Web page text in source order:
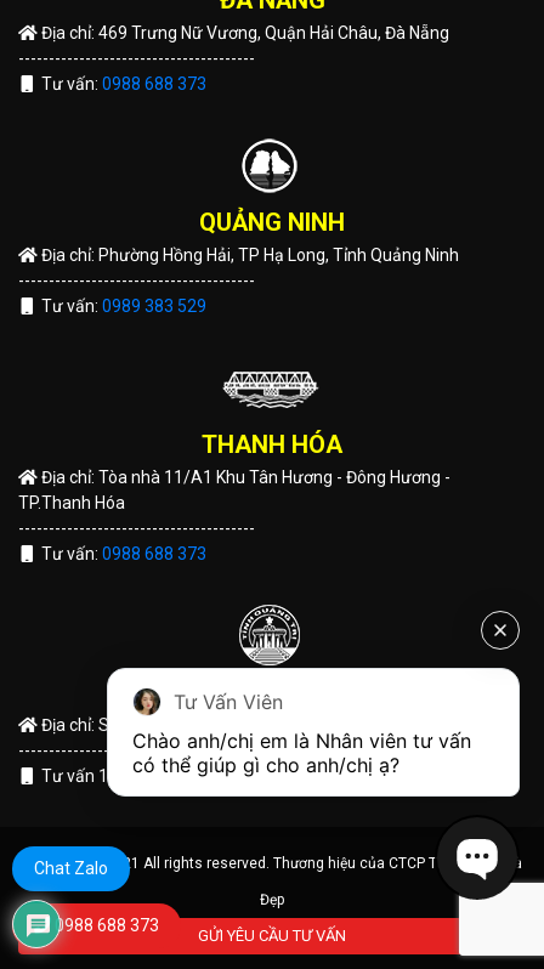
Địa chỉ: 469 Trưng Nữ Vương, Quận Hải Châu, Đà Nẵng
---------------------------------------
Tư vấn: 0988 688 373
QUẢNG NINH
Địa chỉ: Phường Hồng Hải, TP Hạ Long, Tỉnh Quảng Ninh
---------------------------------------
Tư vấn: 0989 383 529
THANH HÓA
Địa chỉ: Tòa nhà 11/A1 Khu Tân Hương - Đông Hương -
TP.Thanh Hóa
---------------------------------------
Tư vấn: 0988 688 373
QUẢNG TRỊ
Địa chỉ: Số 191 Hùng Vương - TP Đông Hà - Tỉnh Quảng Trị
---------------------------------------
Tư vấn 1:
0988 688 373
© Copyright 2021 All rights reserved. Thương hiệu của CTCP Tập Đoàn Nhà
Đẹp
GỬI YÊU CẦU TƯ VẤN
Chat Zalo
0988 688 373
Tư Vấn Viên
Chào anh/chị em là Nhân viên tư vấn
có thể giúp gì cho anh/chị ạ?